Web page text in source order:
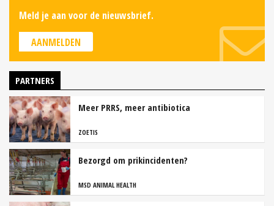
Meld je aan voor de nieuwsbrief.
AANMELDEN
PARTNERS
Meer PRRS, meer antibiotica
ZOETIS
Bezorgd om prikincidenten?
MSD ANIMAL HEALTH